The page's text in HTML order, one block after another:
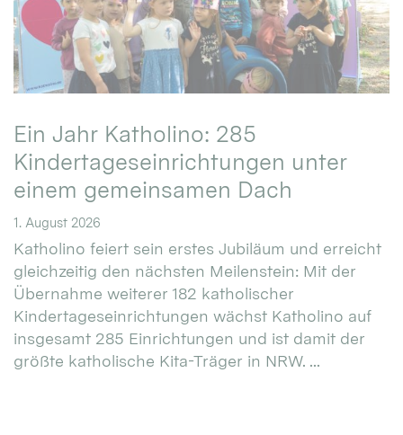
Ein Jahr Katholino: 285
Kindertageseinrichtungen unter
einem gemeinsamen Dach
1. August 2026
Katholino feiert sein erstes Jubiläum und erreicht
gleichzeitig den nächsten Meilenstein: Mit der
Übernahme weiterer 182 katholischer
Kindertageseinrichtungen wächst Katholino auf
insgesamt 285 Einrichtungen und ist damit der
größte katholische Kita-Träger in NRW. ...